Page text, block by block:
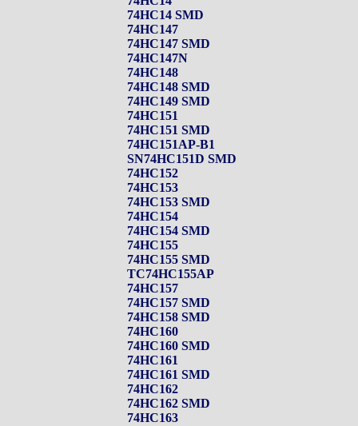
74HC14 SMD
74HC147
74HC147 SMD
74HC147N
74HC148
74HC148 SMD
74HC149 SMD
74HC151
74HC151 SMD
74HC151AP-B1
SN74HC151D SMD
74HC152
74HC153
74HC153 SMD
74HC154
74HC154 SMD
74HC155
74HC155 SMD
TC74HC155AP
74HC157
74HC157 SMD
74HC158 SMD
74HC160
74HC160 SMD
74HC161
74HC161 SMD
74HC162
74HC162 SMD
74HC163